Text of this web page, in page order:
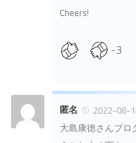
Cheers!
-3
匿名
2022-08-
大島康徳さんブロ